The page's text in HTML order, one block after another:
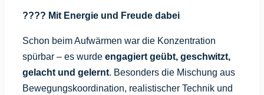
???? Mit Energie und Freude dabei
Schon beim Aufwärmen war die Konzentration
spürbar – es wurde engagiert geübt, geschwitzt,
gelacht und gelernt. Besonders die Mischung aus
Bewegungskoordination, realistischer Technik und